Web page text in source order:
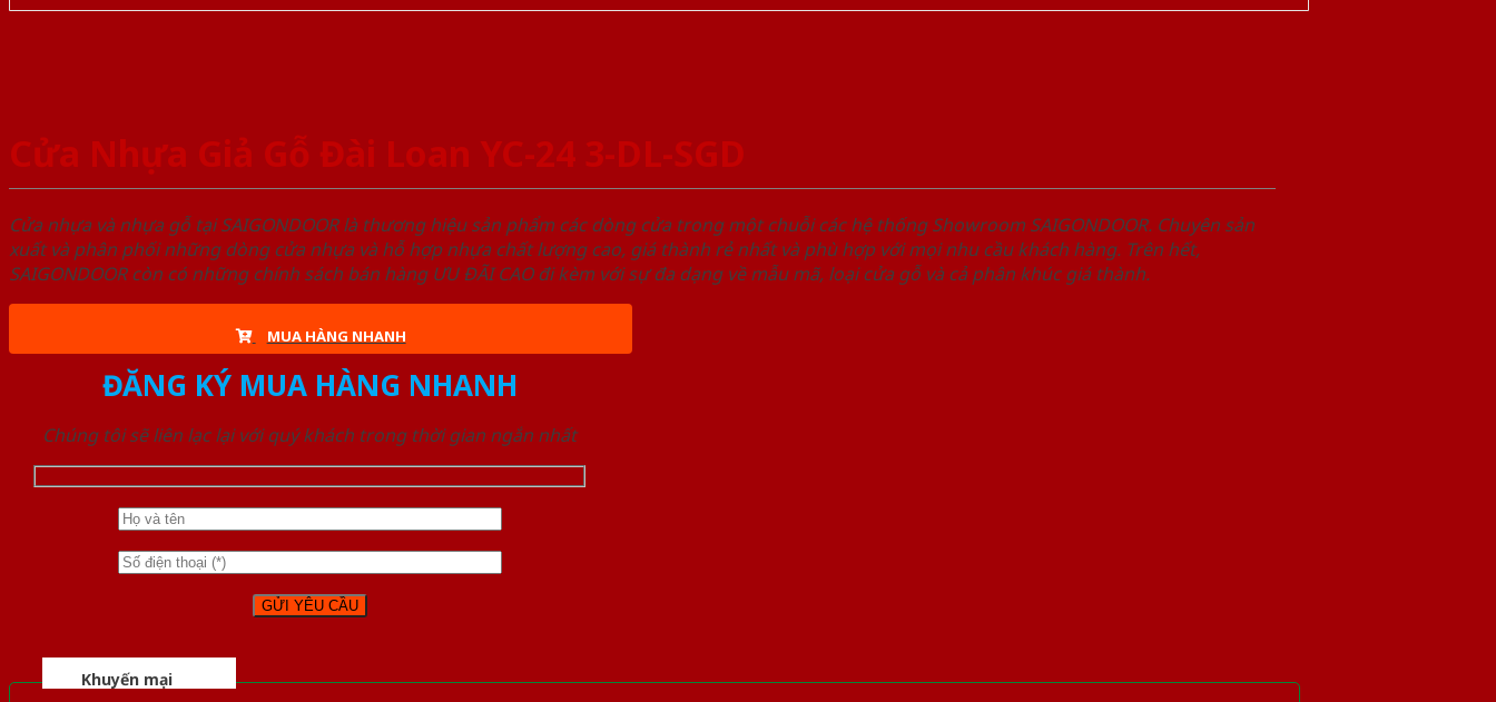
Cửa Nhựa Giả Gỗ Đài Loan YC-24 3-DL-SGD
Cửa nhựa và nhựa gỗ tại SAIGONDOOR là thương hiệu sản phẩm các dòng cửa trong một chuỗi các hệ thống Showroom SAIGONDOOR. Chuyên sản
xuất và phân phối những dòng cửa nhựa và hỗ hợp nhựa chất lượng cao, giá thành rẻ nhất và phù hợp với mọi nhu cầu khách hàng. Trên hết,
SAIGONDOOR còn có những chính sách bán hàng ƯU ĐÃI CAO đi kèm với sự đa dạng về mẫu mã, loại cửa gỗ và cả phân khúc giá thành.
MUA HÀNG NHANH
ĐĂNG KÝ MUA HÀNG NHANH
Chúng tôi sẽ liên lạc lại với quý khách trong thời gian ngắn nhất
Khuyến mại